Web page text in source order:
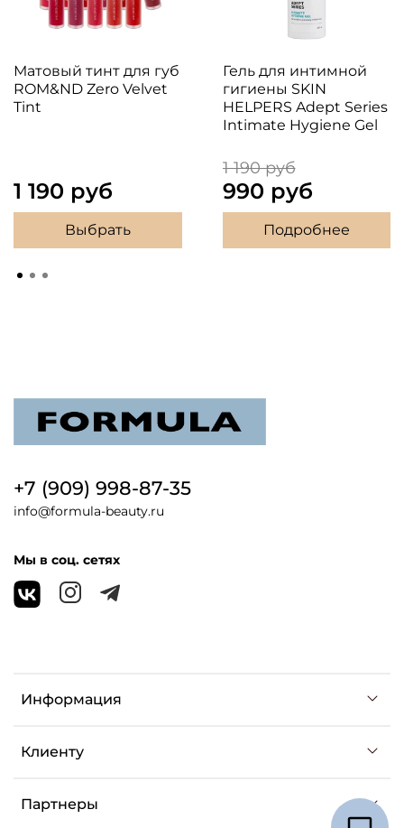
Матовый тинт для губ
ROM&ND Zero Velvet
Tint
1 190 руб
Выбрать
Гель для интимной
гигиены SKIN
HELPERS Adept Series
Intimate Hygiene Gel
1 190 руб
990 руб
Подробнее
Информация
Клиенту
Партнеры
+7 (909) 998-87-35
info@formula-beauty.ru
Мы в соц. сетях